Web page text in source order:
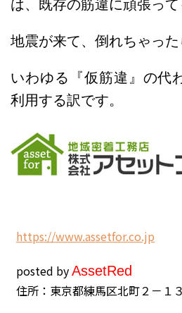
は、既存の筋違に頑張って
地震が来て、倒れちゃった
いわゆる『仮筋違』の代
利用する訳です。
https://www.assetfor.co.jp
posted byAssetRed
住所：東京都練馬区北町２－１